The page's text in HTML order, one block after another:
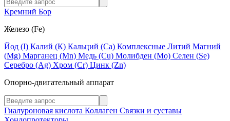
Кремний Бор
Железо (Fe)
Йод (I) Калий (К) Кальций (Са) Комплексные Литий Магний
(Mg) Марганец (Mn) Медь (Сu) Молибден (Мо) Селен (Se)
Серебро (Ag) Хром (Cr) Цинк (Zn)
Опорно-двигательный аппарат
Гиалуроновая кислота Коллаген Связки и суставы